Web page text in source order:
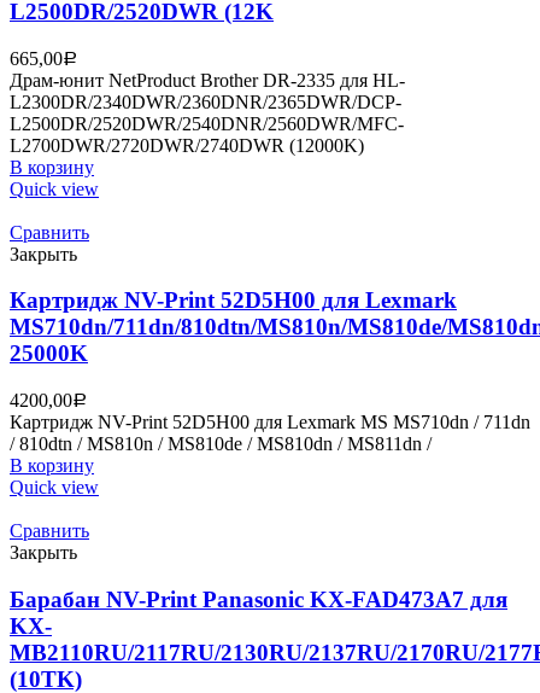
L2500DR/2520DWR (12K
665,00Р
Драм-юнит NetProduct Brother DR-2335 для HL-
L2300DR/2340DWR/2360DNR/2365DWR/DCP-
L2500DR/2520DWR/2540DNR/2560DWR/MFC-
L2700DWR/2720DWR/2740DWR (12000K)
В корзину
Quick view
Сравнить
Закрыть
Картридж NV-Print 52D5H00 для Lexmark
MS710dn/711dn/810dtn/MS810n/MS810de/
25000K
4200,00Р
Картридж NV-Print 52D5H00 для Lexmark MS MS710dn / 711dn
/ 810dtn / MS810n / MS810de / MS810dn / MS811dn /
В корзину
Quick view
Сравнить
Закрыть
Барабан NV-Print Panasonic KX-FAD473A7 для
KX-
MB2110RU/2117RU/2130RU/2137RU/2170RU/
(10TK)